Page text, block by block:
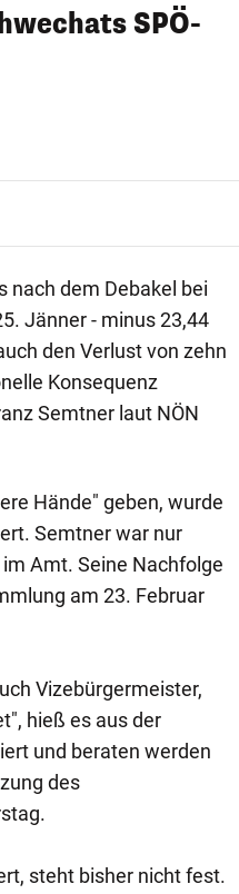
SPÖ-
nach dem Debakel bei
Jänner - minus 23,44
den Verlust von zehn
Konsequenz
Semtner laut NÖN
Hände" geben, wurde
Semtner war nur
Amt. Seine Nachfolge
am 23. Februar
Vizebürgermeister,
hieß es aus der
und beraten werden
des
steht bisher nicht fest.